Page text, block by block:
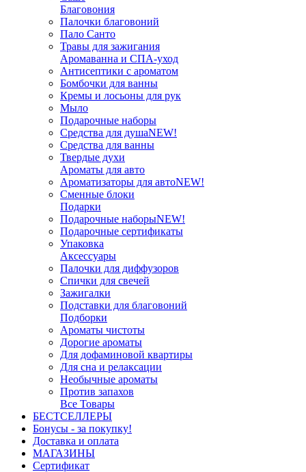
Благовония
Палочки благовоний
Пало Санто
Травы для зажигания
Аромаванна и СПА-уход
Антисептики с ароматом
Бомбочки для ванны
Кремы и лосьоны для рук
Мыло
Подарочные наборы
Средства для душаNEW!
Средства для ванны
Твердые духи
Ароматы для авто
Ароматизаторы для автоNEW!
Сменные блоки
Подарки
Подарочные наборыNEW!
Подарочные сертификаты
Упаковка
Аксессуары
Палочки для диффузоров
Спички для свечей
Зажигалки
Подставки для благовоний
Подборки
Ароматы чистоты
Дорогие ароматы
Для дофаминовой квартиры
Для сна и релаксации
Необычные ароматы
Против запахов
Все Товары
БЕСТСЕЛЛЕРЫ
Бонусы - за покупку!
Доставка и оплата
МАГАЗИНЫ
Cертификат